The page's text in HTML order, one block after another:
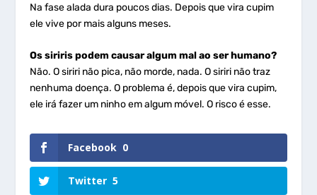
Na fase alada dura poucos dias. Depois que vira cupim
ele vive por mais alguns meses.
Os siriris podem causar algum mal ao ser humano?
Não. O siriri não pica, não morde, nada. O siriri não traz
nenhuma doença. O problema é, depois que vira cupim,
ele irá fazer um ninho em algum móvel. O risco é esse.
Facebook 0
Twitter 5